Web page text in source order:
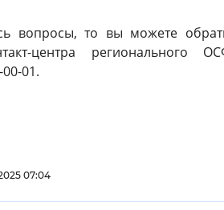
вопросы, то вы можете
центра регионального
01.
07:04